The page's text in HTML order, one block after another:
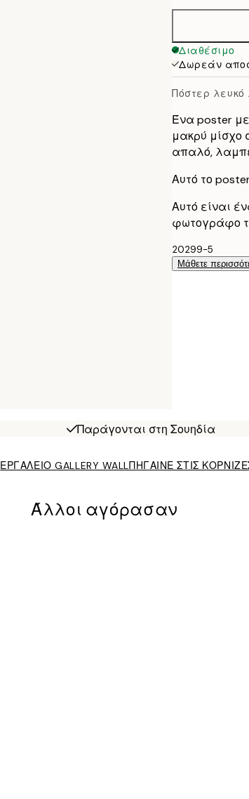
Διαθέσιμο
Δωρεάν
Πόστερ λευκό
Ένα poster
μακρύ μίσχο
απαλό,
Αυτό το
Αυτό είναι
φωτογράφο
20299-5
Μάθετε
Παράγονται στη Σουηδία
ΕΡΓΑΛΕΙΟ GALLERY WALLΠΗΓΑΙΝΕ ΣΤΙΣ
Άλλοι αγόρασαν